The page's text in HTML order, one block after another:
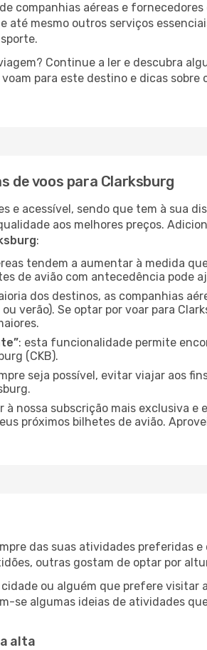
companhias aéreas e
até mesmo outros serviços
Continue a ler e descubra
para este destino e dicas
de voos para Clarksburg
e acessível, sendo que tem à sua
aos melhores preços.
:
tendem a aumentar à medida
de avião com antecedência pode
dos destinos, as companhias
verão). Se optar por voar para
: esta funcionalidade permite
(CKB).
seja possível, evitar viajar aos
à nossa subscrição mais exclusiva e
próximos bilhetes de avião.
das suas atividades preferidas
outras gostam de optar por
ou alguém que prefere visitar
se algumas ideias de atividades
alta